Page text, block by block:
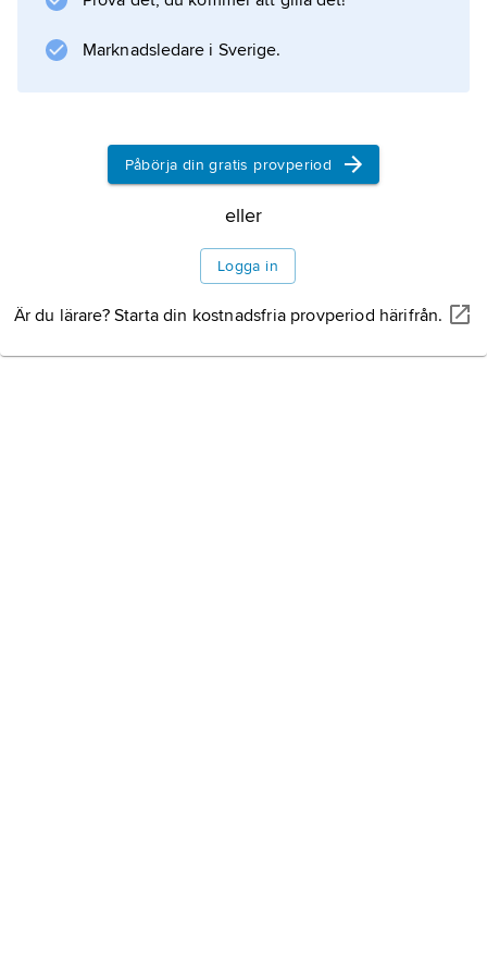
Paʹpio paʹpio
Information om artikeln
Marknadsledare i Sverige.
Påbörja din gratis provperiod
eller
Logga in
Är du lärare? Starta din kostnadsfria provperiod härifrån.